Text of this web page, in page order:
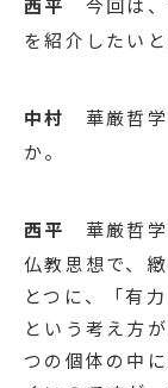
を紹介したいと
中村
華厳哲学
か。
西平
華厳哲学
仏教思想で、
とつに、「有
という考え方
つの個体の中